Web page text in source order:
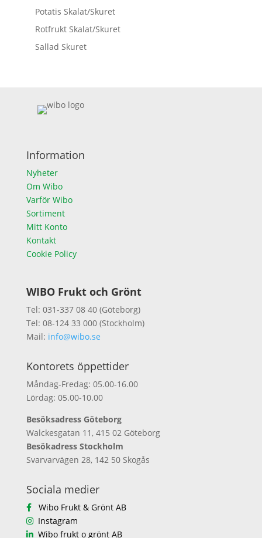
Potatis Skalat/Skuret
Rotfrukt Skalat/Skuret
Sallad Skuret
Information
Nyheter
Om Wibo
Varför Wibo
Sortiment
Mitt Konto
Kontakt
Cookie Policy
WIBO Frukt och Grönt
Tel: 031-337 08 40 (Göteborg)
Tel: 08-124 33 000 (Stockholm)
Mail: info@wibo.se
Kontorets öppettider
Måndag-Fredag: 05.00-16.00
Lördag: 05.00-10.00
Besöksadress Göteborg
Walckesgatan 11, 415 02 Göteborg
Besökadress Stockholm
Svarvarvägen 28, 142 50 Skogås
Sociala medier
Wibo Frukt & Grönt AB
Instagram
Wibo frukt o grönt AB